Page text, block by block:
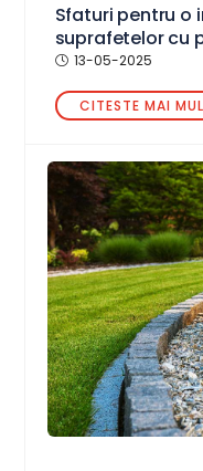
Sfaturi pentru o
suprafetelor cu
13-05-2025
CITESTE MAI